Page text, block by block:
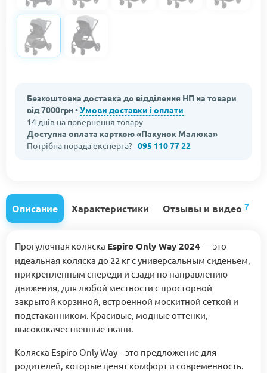
Безкоштовна доставка до відділення НП на товари
від 7000грн •Умови доставки і оплати
14 днів на повернення товару
Доступна оплата карткою «Пакунок Малюка»
Потрібна порада експерта? 095 110 77 22
Описание Характеристики Отзывы и видео 7
Прогулочная коляска Espiro Only Way 2024 — это
идеальная коляска до 22 кг с универсальным сиденьем,
прикрепленным спереди и сзади по направлению
движения, для любой местности с просторной
закрытой корзиной, встроенной москитной сеткой и
подстаканником. Красивые, модные оттенки,
высококачественные ткани.
Коляска Espiro Only Way – это предложение для
родителей, которые ценят комфорт и современность.